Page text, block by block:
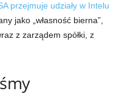
przejmuje udziały w Intelu
jako „własność bierna”,
z zarządem spółki, z